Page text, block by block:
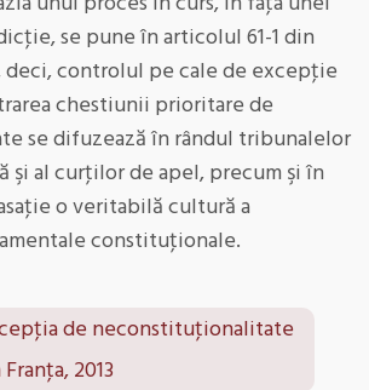
se pune în articolul 61-1 din
controlul pe cale de excepţie
chestiunii prioritare de
se difuzează în rândul tribunalelor
şi al curţilor de apel, precum şi în
o veritabilă cultură a
constituţionale.
de neconstituţionalitate
2013